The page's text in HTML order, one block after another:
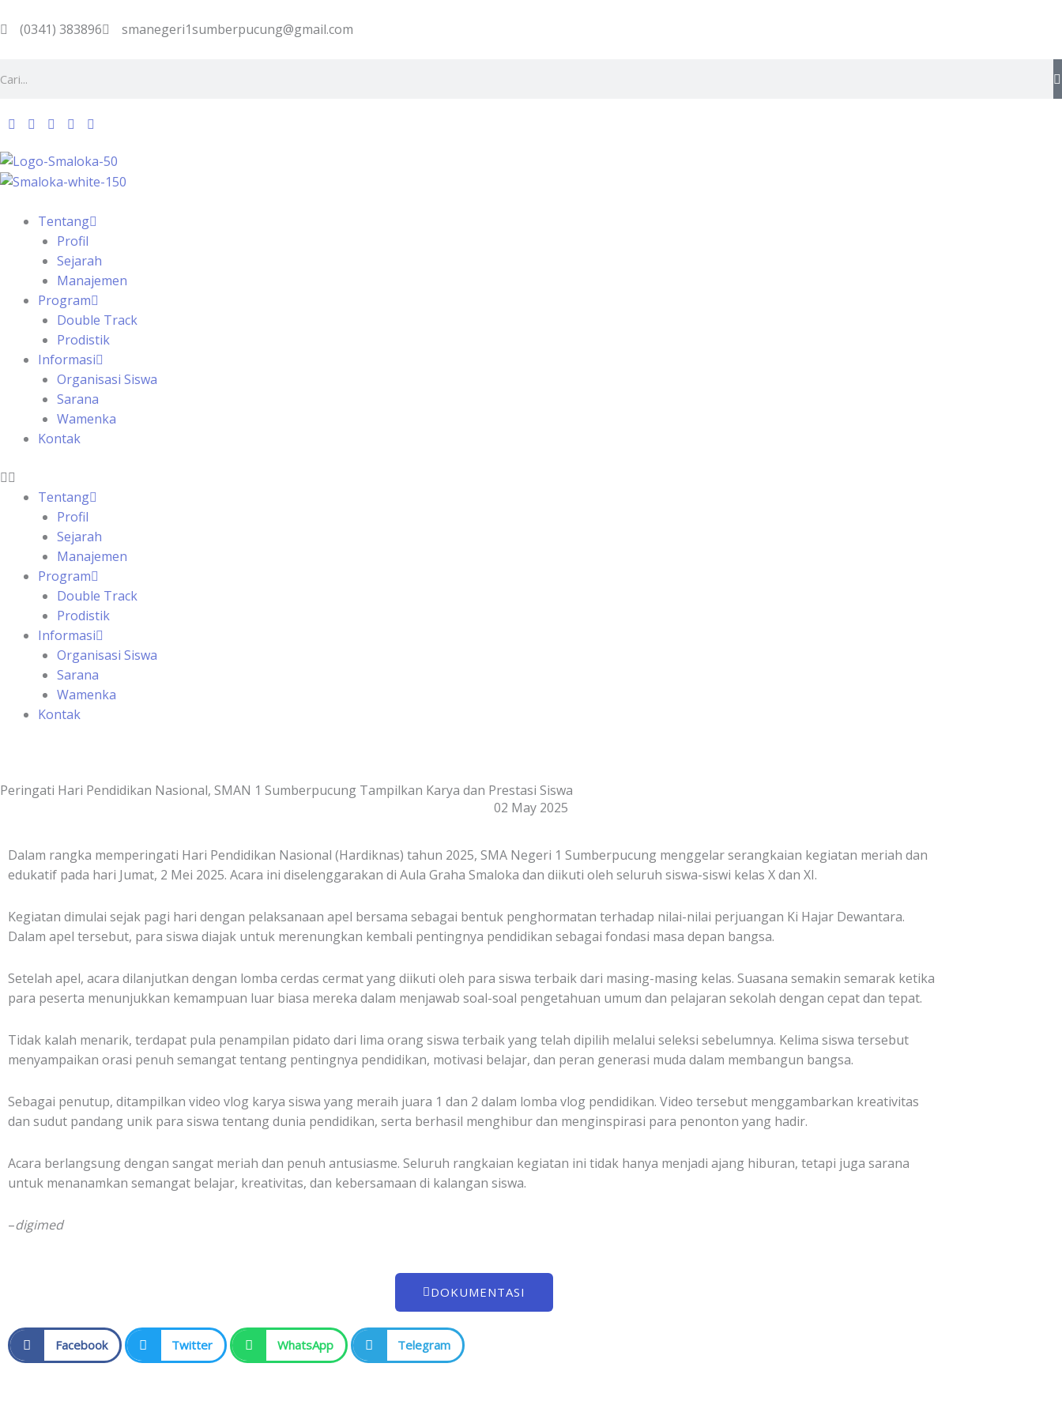
to
(0341) 383896 smanegeri1sumberpucung@gmail.com
Tentang
Profil
Sejarah
Manajemen
Program
Double Track
Prodistik
Informasi
Organisasi Siswa
Sarana
Wamenka
Kontak
Tentang
Profil
Sejarah
Manajemen
Program
Double Track
Prodistik
Informasi
Organisasi Siswa
Sarana
Wamenka
Kontak
Peringati Hari Pendidikan Nasional, SMAN 1 Sumberpucung Tampilkan Karya dan Prestasi Siswa
02 May 2025
Dalam rangka memperingati Hari Pendidikan Nasional (Hardiknas) tahun 2025, SMA Negeri 1 Sumberpucung menggelar serangkaian kegiatan meriah dan
edukatif pada hari Jumat, 2 Mei 2025. Acara ini diselenggarakan di Aula Graha Smaloka dan diikuti oleh seluruh siswa-siswi kelas X dan XI.
Kegiatan dimulai sejak pagi hari dengan pelaksanaan apel bersama sebagai bentuk penghormatan terhadap nilai-nilai perjuangan Ki Hajar Dewantara.
Dalam apel tersebut, para siswa diajak untuk merenungkan kembali pentingnya pendidikan sebagai fondasi masa depan bangsa.
Setelah apel, acara dilanjutkan dengan lomba cerdas cermat yang diikuti oleh para siswa terbaik dari masing-masing kelas. Suasana semakin semarak ketika
para peserta menunjukkan kemampuan luar biasa mereka dalam menjawab soal-soal pengetahuan umum dan pelajaran sekolah dengan cepat dan tepat.
Tidak kalah menarik, terdapat pula penampilan pidato dari lima orang siswa terbaik yang telah dipilih melalui seleksi sebelumnya. Kelima siswa tersebut
menyampaikan orasi penuh semangat tentang pentingnya pendidikan, motivasi belajar, dan peran generasi muda dalam membangun bangsa.
Sebagai penutup, ditampilkan video vlog karya siswa yang meraih juara 1 dan 2 dalam lomba vlog pendidikan. Video tersebut menggambarkan kreativitas
dan sudut pandang unik para siswa tentang dunia pendidikan, serta berhasil menghibur dan menginspirasi para penonton yang hadir.
Acara berlangsung dengan sangat meriah dan penuh antusiasme. Seluruh rangkaian kegiatan ini tidak hanya menjadi ajang hiburan, tetapi juga sarana
untuk menanamkan semangat belajar, kreativitas, dan kebersamaan di kalangan siswa.
–digimed
DOKUMENTASI
Facebook Twitter WhatsApp Telegram